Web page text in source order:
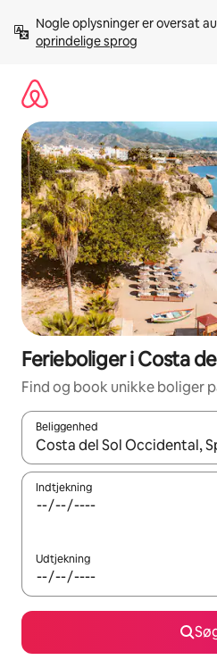
videre
Nogle oplysninger er oversat
oprindelige sprog
Ferieboliger i Costa
Find og book unikke boliger
Beliggenhed
Når resultaterne er
Indtjekning
Udtjekning